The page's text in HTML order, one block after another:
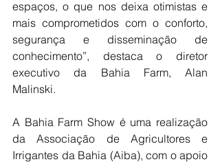
espaços, o que nos deixa otimistas e
mais comprometidos com o conforto,
segurança e disseminação de
conhecimento”, destaca o diretor
executivo da Bahia Farm, Alan
Malinski.
A Bahia Farm Show é uma realização
da Associação de Agricultores e
Irrigantes da Bahia (Aiba), com o apoio